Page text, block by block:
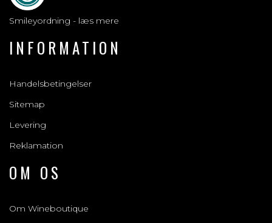
Smileyordning - læs mere
INFORMATION
Handelsbetingelser
Sitemap
Levering
Reklamation
OM OS
Om Wineboutique